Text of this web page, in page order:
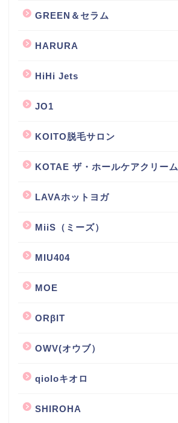
GREEN＆セラム
HARURA
HiHi Jets
JO1
KOITO脱毛サロン
KOTAE ザ・ホールケアクリーム
LAVAホットヨガ
MiiS（ミーズ）
MIU404
MOE
ORβIT
OWV(オウブ）
qioloキオロ
SHIROHA